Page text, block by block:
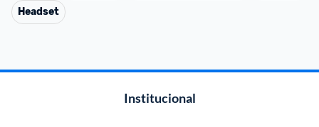
Headset
Institucional